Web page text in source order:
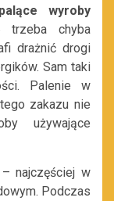
wyroby
trzeba chyba
drażnić drogi
Sam taki
Palenie w
zakazu nie
używające
najczęściej w
Podczas